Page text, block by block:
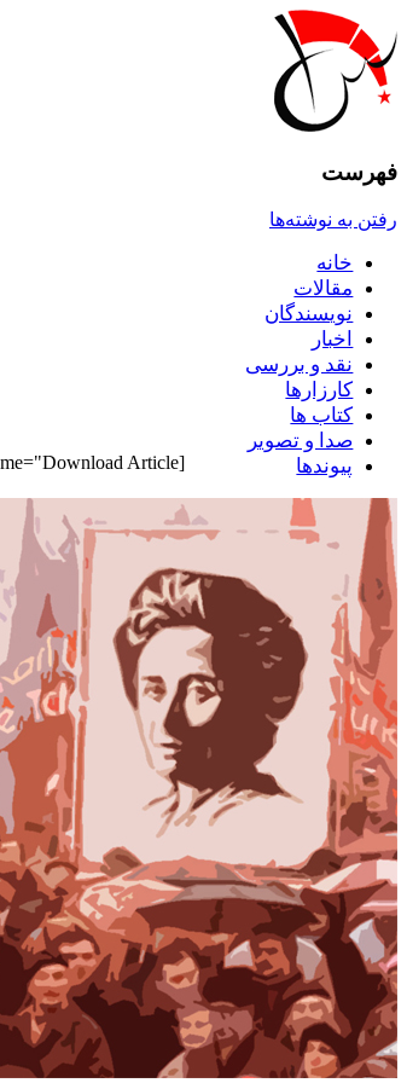
فهرست
رفتن به نوشته‌ها
خانه
مقالات
نويسندگان
اخبار
نقد و بررسى
کارزارها
کتاب ها
صدا و تصوير
پيوندها
[pdf_attachment file="1" name="Download Article"]